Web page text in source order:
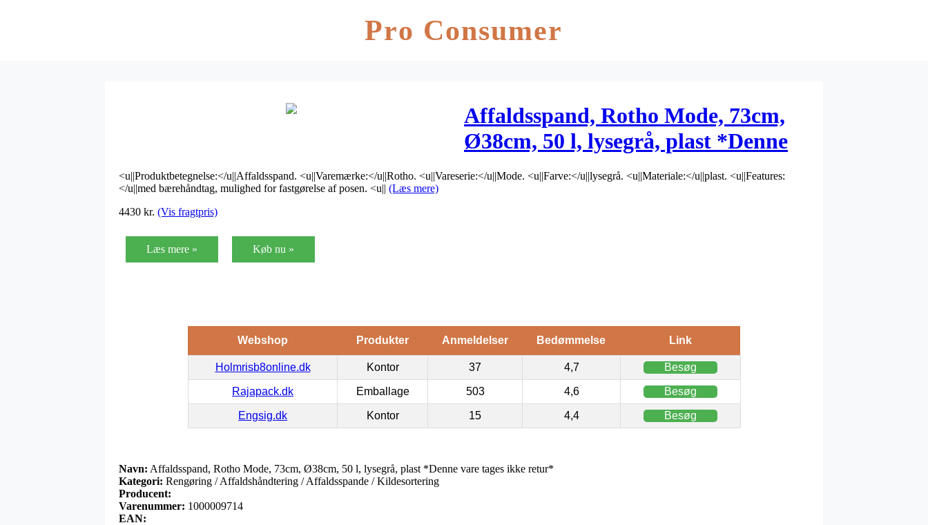
Pro Consumer
Affaldsspand, Rotho Mode, 73cm,
Ø38cm, 50 l, lysegrå, plast *Denne
vare tages ikke retur*
<u||Produktbetegnelse:</u||Affaldsspand. <u||Varemærke:</u||Rotho. <u||Vareserie:</u||Mode. <u||Farve:</u||lysegrå. <u||Materiale:</u||plast. <u||Features:
</u||med bærehåndtag, mulighed for fastgørelse af posen. <u|| (Læs mere)
4430 kr. (Vis fragtpris)
Læs mere » Køb nu »
Webshop Produkter Anmeldelser Bedømmelse Link
Holmrisb8online.dk Kontor 37 4,7 Besøg
Rajapack.dk Emballage 503 4,6 Besøg
Engsig.dk Kontor 15 4,4 Besøg
Navn: Affaldsspand, Rotho Mode, 73cm, Ø38cm, 50 l, lysegrå, plast *Denne vare tages ikke retur*
Kategori: Rengøring / Affaldshåndtering / Affaldsspande / Kildesortering
Producent:
Varenummer: 1000009714
EAN: